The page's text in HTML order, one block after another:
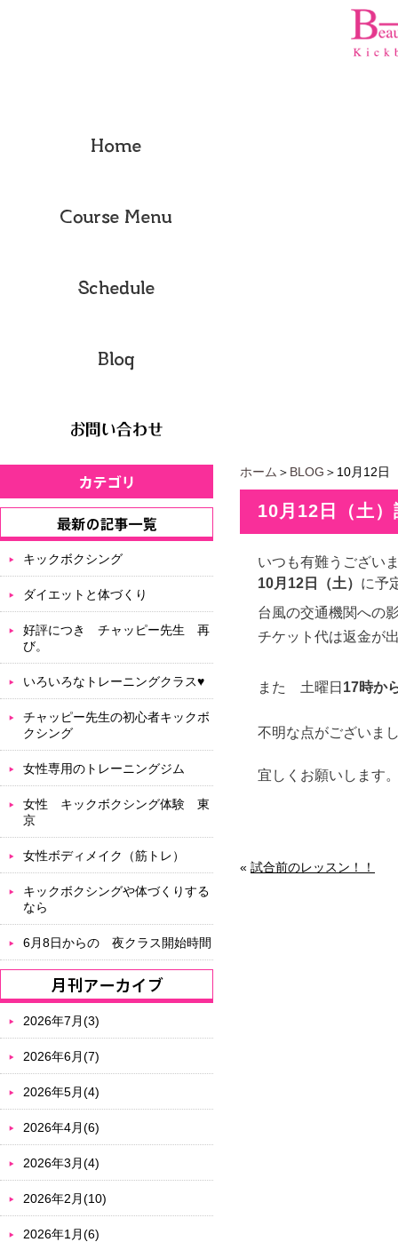
ホーム ＞ BLOG ＞10月12日
10月12日（土
いつも有難うござい
10月12日（土） に予
台風の交通機関へ
チケット代は返金が
また 土曜日 17時か
不明な点がございま
宜しくお願いします
« 試合前のレッスン！！
キックボクシング
ダイエットと体づくり
好評につき チャッピー先生 再
び。
いろいろなトレーニングクラス♥
チャッピー先生の初心者キックボ
クシング
女性専用のトレーニングジム
女性 キックボクシング体験 東
京
女性ボディメイク（筋トレ）
キックボクシングや体づくりする
なら
6月8日からの 夜クラス開始時間
2026年7月(3)
2026年6月(7)
2026年5月(4)
2026年4月(6)
2026年3月(4)
2026年2月(10)
2026年1月(6)